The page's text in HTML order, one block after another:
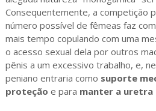
Consequentemente, a competição
número possível de fêmeas faz
mais tempo copulando com uma
o acesso sexual dela por outros
pênis a um excessivo trabalho, e,
peniano entraria como suporte
proteção e para manter a uretra